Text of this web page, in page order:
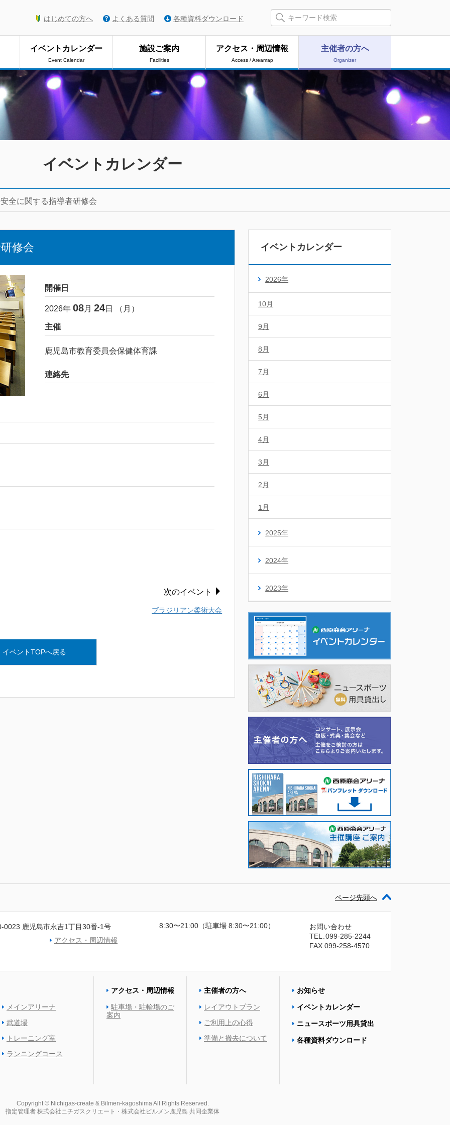
はじめての方へ よくある質問 各種資料ダウンロード
イベントカレンダー
Event Calendar
施設ご案内
Facilities
アクセス・周辺情報
Access / Areamap
主催者の方へ
Organizer
イベントカレンダー
全に関する指導者研修会
修会
開催日
2026年 08月 24日 （ 月 ）
主催
鹿児島市教育委員会保健体育課
連絡先
次のイベント
ブラジリアン柔術大会
イベントTOPへ戻る
イベントカレンダー
2026年
10月
9月
8月
7月
6月
5月
4月
3月
2月
1月
2025年
2024年
2023年
ページ先頭へ
0023 鹿児島市永吉1丁目30番-1号
アクセス・周辺情報
8:30〜21:00（駐車場 8:30〜21:00）
お問い合わせ
TEL
099-285-2244
FAX.099-258-4570
メインアリーナ
武道場
トレーニング室
ランニングコース
アクセス・周辺情報
駐車場・駐輪場のご
案内
主催者の方へ
レイアウトプラン
ご利用上の心得
準備と撤去について
お知らせ
イベントカレンダー
ニュースポーツ用具貸出
各種資料ダウンロード
Copyright © Nichigas-create & Bilmen-kagoshima All Rights Reserved.
指定管理者 株式会社ニチガスクリエート・株式会社ビルメン鹿児島 共同企業体